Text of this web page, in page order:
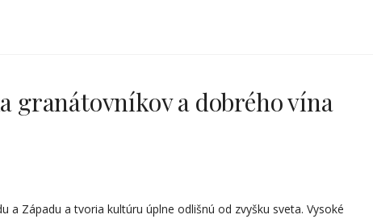
granátovníkov a dobrého vína
a Západu a tvoria kultúru úplne odlišnú od zvyšku sveta. Vysoké